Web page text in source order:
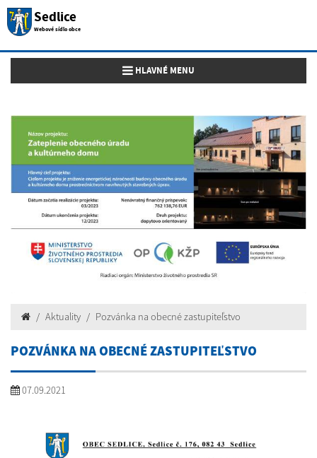
Sedlice
Webové sídlo obce
Toggle navigation
HLAVNÉ MENU
Aktuality Pozvánka na obecné zastupiteľstvo
POZVÁNKA NA OBECNÉ ZASTUPITEĽSTVO
07.09.2021